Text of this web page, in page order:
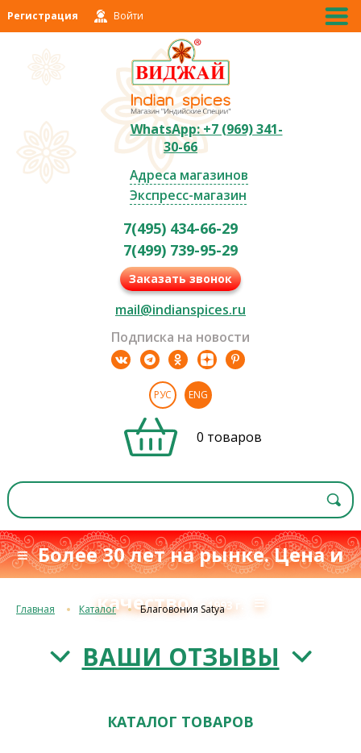
Регистрация Войти
WhatsApp: +7 (969) 341-
30-66
Адреса магазинов
Экспресс-магазин
7(495) 434-66-29
7(499) 739-95-29
Заказать звонок
mail@indianspices.ru
Подписка на новости
РУС ENG
0 товаров
≡ Более 30 лет на рынке. Цена и
качество с 1993 г. ≡
Главная Каталог Благовония Satya
ВАШИ ОТЗЫВЫ
КАТАЛОГ ТОВАРОВ